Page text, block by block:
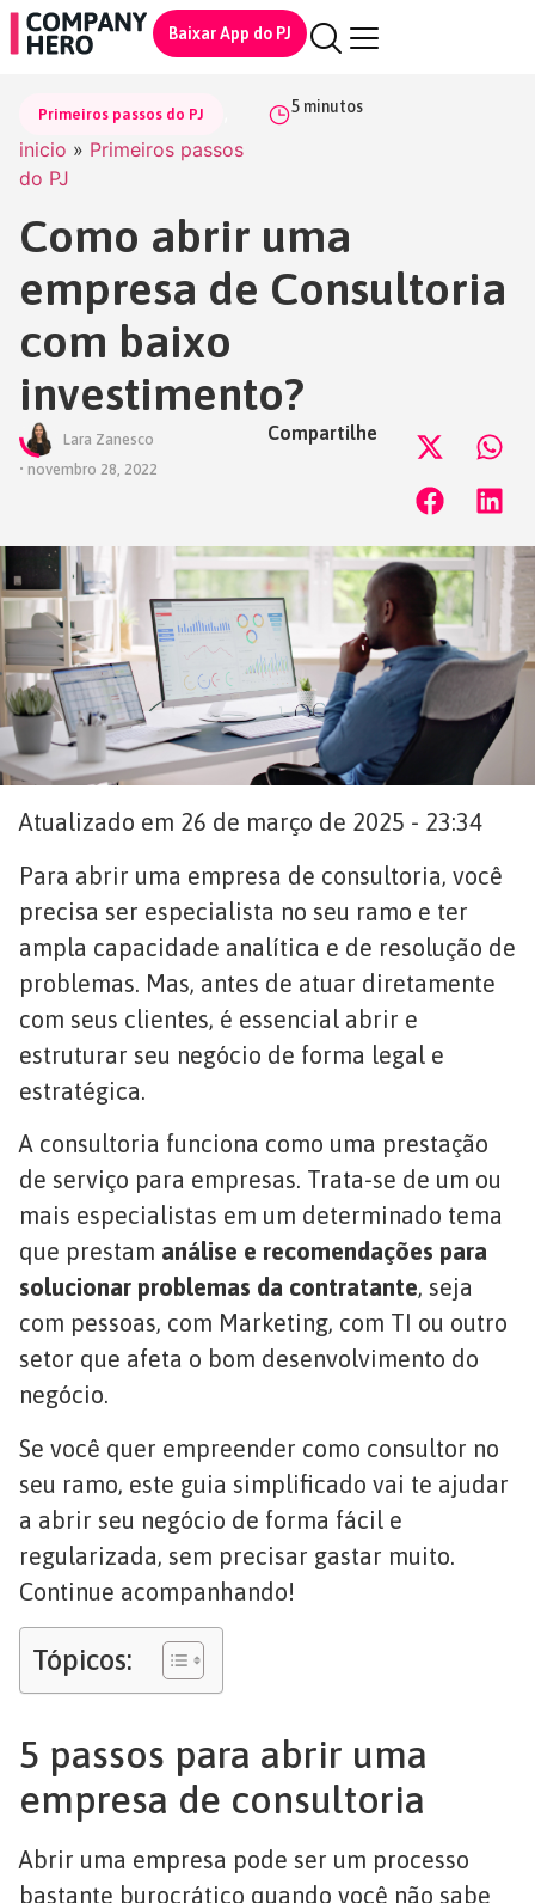
Baixar App do PJ
Primeiros passos do PJ
inicio » Primeiros passos
do PJ
5 minutos
Como abrir uma
empresa de Consultoria
com baixo
investimento?
Lara Zanesco
• novembro 28, 2022
Compartilhe
Atualizado em 26 de março de 2025 - 23:34
Para abrir uma empresa de consultoria, você
precisa ser especialista no seu ramo e ter
ampla capacidade analítica e de resolução de
problemas. Mas, antes de atuar diretamente
com seus clientes, é essencial abrir e
estruturar seu negócio de forma legal e
estratégica.
A consultoria funciona como uma prestação
de serviço para empresas. Trata-se de um ou
mais especialistas em um determinado tema
que prestam análise e recomendações para
solucionar problemas da contratante, seja
com pessoas, com Marketing, com TI ou outro
setor que afeta o bom desenvolvimento do
negócio.
Se você quer empreender como consultor no
seu ramo, este guia simplificado vai te ajudar
a abrir seu negócio de forma fácil e
regularizada, sem precisar gastar muito.
Continue acompanhando!
Tópicos:
5 passos para abrir uma
empresa de consultoria
Abrir uma empresa pode ser um processo
bastante burocrático quando você não sabe